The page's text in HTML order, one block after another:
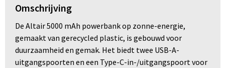
Omschrijving
De Altair 5000 mAh powerbank op zonne-energie,
gemaakt van gerecycled plastic, is gebouwd voor
duurzaamheid en gemak. Het biedt twee USB-A-
uitgangspoorten en een Type-C-in-/uitgangspoort voor